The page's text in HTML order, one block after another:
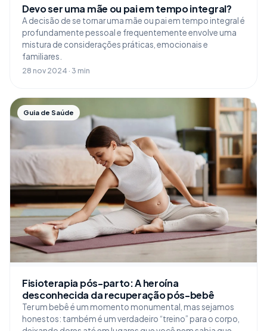
Devo ser uma mãe ou pai em tempo integral?
A decisão de se tornar uma mãe ou pai em tempo integral é
profundamente pessoal e frequentemente envolve uma
mistura de considerações práticas, emocionais e
familiares.
28 nov 2024 · 3 min
Guia de Saúde
Fisioterapia pós-parto: A heroína
desconhecida da recuperação pós-bebê
Ter um bebê é um momento monumental, mas sejamos
honestos: também é um verdadeiro “treino” para o corpo,